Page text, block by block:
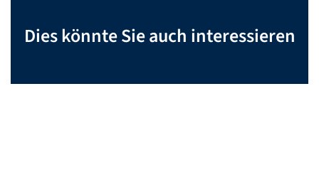
Dies könnte Sie auch interessieren